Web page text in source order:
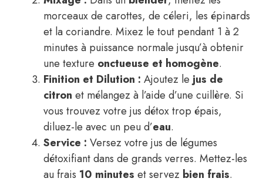
morceaux de carottes, de céleri, les épinards
et la coriandre. Mixez le tout pendant 1 à 2
minutes à puissance normale jusqu’à obtenir
une texture onctueuse et homogène.
Finition et Dilution : Ajoutez le jus de
citron et mélangez à l’aide d’une cuillère. Si
vous trouvez votre jus détox trop épais,
diluez-le avec un peu d’eau.
Service : Versez votre jus de légumes
détoxifiant dans de grands verres. Mettez-les
au frais 10 minutes et servez bien frais.